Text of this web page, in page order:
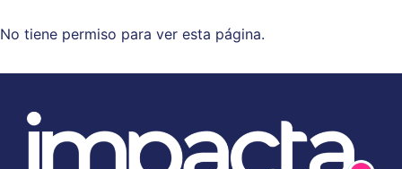
No tiene permiso para ver esta página.